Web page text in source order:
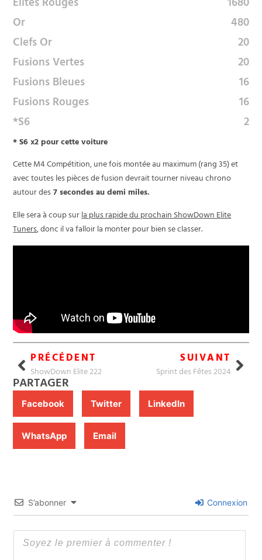
Or
480
Clefs Or
20
Fusions Vertes
20
Fusions Bleues
16
Fusions Rouges
16
*S6
2
* S6 x2 pour cette voiture
Cette M4 Compétition, une fois montée au maximum (rang 35) et
avec toutes les pièces de fusion devrait tourner niveau chrono
autour des7 secondes au demi miles.
Elle sera à coup surla plus rapide du prochain ShowDown Elite
Tuners, donc il va falloir la monter pour bien se classer.
PRÉCÉDENT
ShowDown Elite 222
SUIVANT
Sprint des Fêtes 2024
PARTAGER
Facebook Twitter LinkedIn
WhatsApp Email
S’abonner Connexion